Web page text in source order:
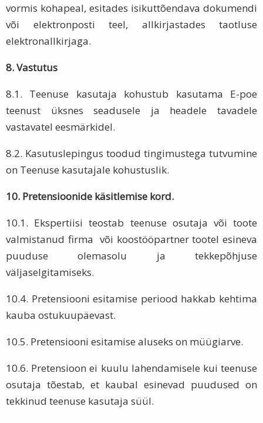
vormis kohapeal, esitades isikuttõendava dokumendi
või elektronposti teel, allkirjastades taotluse
elektronallkirjaga.
8. Vastutus
8.1. Teenuse kasutaja kohustub kasutama E-poe
teenust üksnes seadusele ja headele tavadele
vastavatel eesmärkidel.
8.2. Kasutuslepingus toodud tingimustega tutvumine
on Teenuse kasutajale kohustuslik.
10. Pretensioonide käsitlemise kord.
10.1. Ekspertiisi teostab teenuse osutaja või toote
valmistanud firma või koostööpartner tootel esineva
puuduse olemasolu ja tekkepõhjuse
väljaselgitamiseks.
10.4. Pretensiooni esitamise periood hakkab kehtima
kauba ostukuupäevast.
10.5. Pretensiooni esitamise aluseks on müügiarve.
10.6. Pretensioon ei kuulu lahendamisele kui teenuse
osutaja tõestab, et kaubal esinevad puudused on
tekkinud teenuse kasutaja süül.